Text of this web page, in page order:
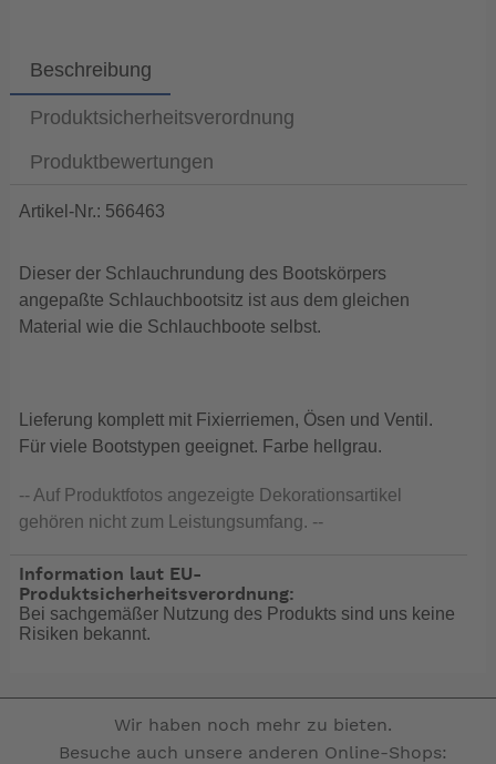
Beschreibung
Produktsicherheitsverordnung
Produktbewertungen
Artikel-Nr.: 566463
Dieser der Schlauchrundung des Bootskörpers
angepaßte Schlauchbootsitz ist aus dem gleichen
Material wie die Schlauchboote selbst.
Lieferung komplett mit Fixierriemen, Ösen und Ventil.
Für viele Bootstypen geeignet. Farbe hellgrau.
-- Auf Produktfotos angezeigte Dekorationsartikel
gehören nicht zum Leistungsumfang. --
Information laut EU-
Produktsicherheitsverordnung:
Bei sachgemäßer Nutzung des Produkts sind uns keine
Risiken bekannt.
Wir haben noch mehr zu bieten.
Besuche auch unsere anderen Online-Shops: